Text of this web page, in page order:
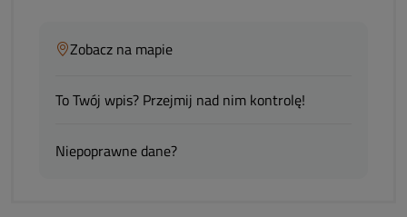
Zobacz na mapie
To Twój wpis? Przejmij nad nim kontrolę!
Niepoprawne dane?